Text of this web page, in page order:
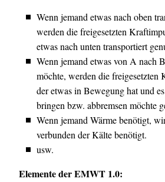
Wenn jemand etwas nach oben
werden die freigesetzten
etwas nach unten transportiert
Wenn jemand etwas von A nach
möchte, werden die freigesetzten
der etwas in Bewegung hat und
bringen bzw. abbremsen möchte
Wenn jemand Wärme benötigt,
verbunden der Kälte benötigt.
usw.
Elemente der EMWT 1.0: